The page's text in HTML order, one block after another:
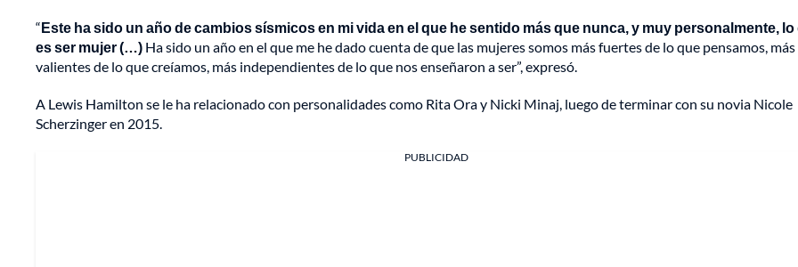
“Este ha sido un año de cambios sísmicos en mi vida en el que he sentido más que nunca, y muy personalmente, lo
es ser mujer (…) Ha sido un año en el que me he dado cuenta de que las mujeres somos más fuertes de lo que pensamos, más
valientes de lo que creíamos, más independientes de lo que nos enseñaron a ser”, expresó.
A Lewis Hamilton se le ha relacionado con personalidades como Rita Ora y Nicki Minaj, luego de terminar con su novia Nicole
Scherzinger en 2015.
PUBLICIDAD